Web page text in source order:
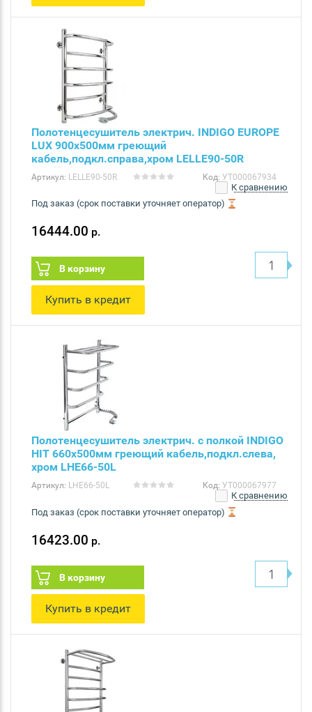
Полотенцесушитель электрич. INDIGO EUROPE
LUX 900х500мм греющий
кабель,подкл.справа,хром LELLE90-50R
Артикул: LELLE90-50R Код: УТ000067934
К сравнению
Под заказ (срок поставки уточняет оператор)
16444.00 р.
В корзину
Купить в кредит
Полотенцесушитель электрич. с полкой INDIGO
HIT 660х500мм греющий кабель,подкл.слева,
хром LHE66-50L
Артикул: LHE66-50L Код: УТ000067977
К сравнению
Под заказ (срок поставки уточняет оператор)
16423.00 р.
В корзину
Купить в кредит